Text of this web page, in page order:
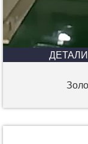
ДЕТАЛИ